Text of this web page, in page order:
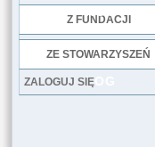
Z FUNDACJI
ZE STOWARZYSZEŃ
LOG
ZALOGUJ SIĘ